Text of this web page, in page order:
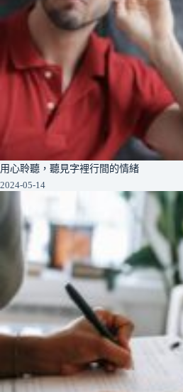
用心聆聽，聽見字裡行間的情緒
2024-05-14